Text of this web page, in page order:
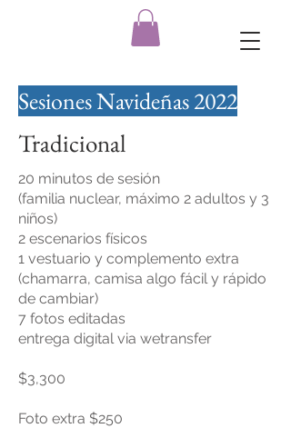
Sesiones Navideñas 2022
Tradicional
20 minutos de sesión
(familia nuclear, máximo 2 adultos y 3
niños)
2 escenarios físicos
1 vestuario y complemento extra
(chamarra, camisa algo fácil y rápido
de cambiar)
7 fotos editadas
entrega digital via wetransfer
$3,300
Foto extra $250